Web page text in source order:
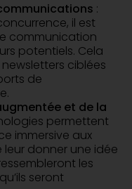
:
il est
communication
potentiels. Cela
ciblées
de
et de la
permettent
immersive aux
donner une idée
les
seront